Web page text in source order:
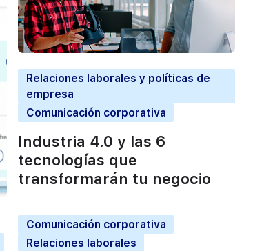
Relaciones laborales y políticas de
empresa
Comunicación corporativa
Industria 4.0 y las 6
tecnologías que
transformarán tu negocio
Comunicación corporativa
Relaciones laborales